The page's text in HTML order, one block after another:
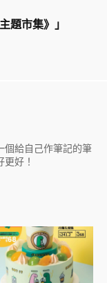
題市集》」
個給自己作筆記的筆
好！